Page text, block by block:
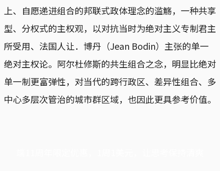
上、自愿递进组合的邦联式政体理念的滥觞，一种共享
型、分权式的主权观，以对抗当时为绝对主义专制君主
所受用、法国人让．博丹（Jean Bodin）主张的单一
绝对主权论。阿尔杜修斯的共生组合之念，明显比绝对
单一制更富弹性，对当代的跨行政区、差异性组合、多
中心多层次管治的城市群区域，也因此更具参考价值。